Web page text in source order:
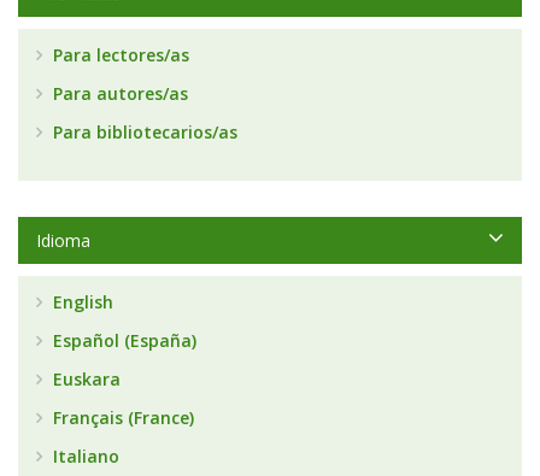
Para lectores/as
Para autores/as
Para bibliotecarios/as
Idioma
English
Español (España)
Euskara
Français (France)
Italiano